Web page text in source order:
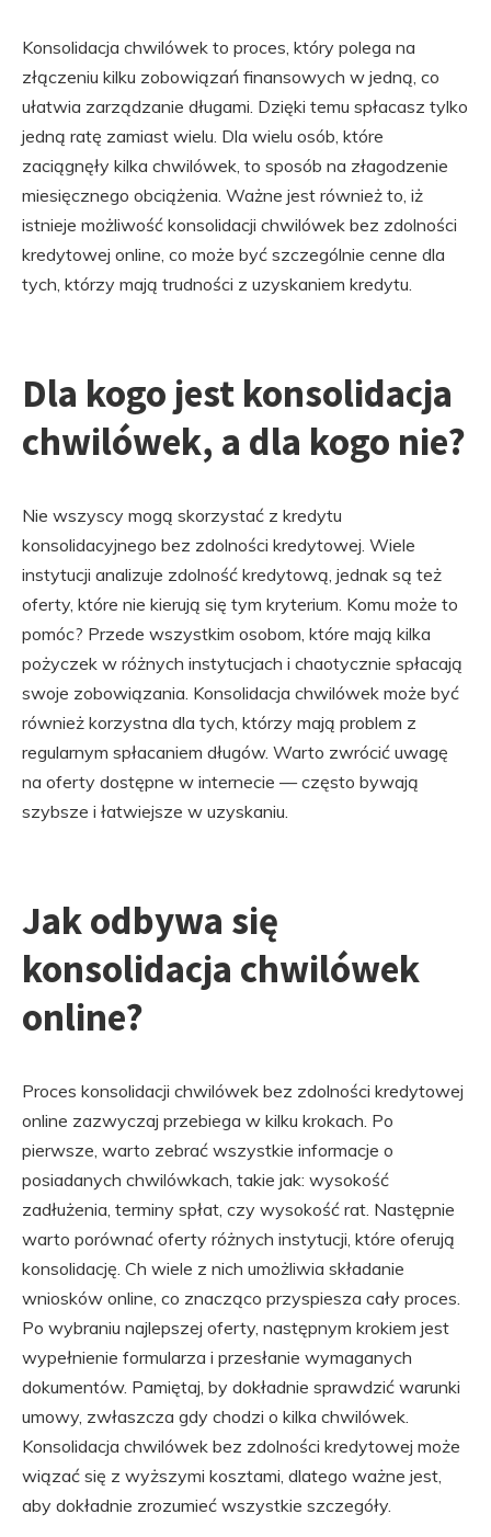
Konsolidacja chwilówek to proces, który polega na
złączeniu kilku zobowiązań finansowych w jedną, co
ułatwia zarządzanie długami. Dzięki temu spłacasz tylko
jedną ratę zamiast wielu. Dla wielu osób, które
zaciągnęły kilka chwilówek, to sposób na złagodzenie
miesięcznego obciążenia. Ważne jest również to, iż
istnieje możliwość konsolidacji chwilówek bez zdolności
kredytowej online, co może być szczególnie cenne dla
tych, którzy mają trudności z uzyskaniem kredytu.
Dla kogo jest konsolidacja
chwilówek, a dla kogo nie?
Nie wszyscy mogą skorzystać z kredytu
konsolidacyjnego bez zdolności kredytowej. Wiele
instytucji analizuje zdolność kredytową, jednak są też
oferty, które nie kierują się tym kryterium. Komu może to
pomóc? Przede wszystkim osobom, które mają kilka
pożyczek w różnych instytucjach i chaotycznie spłacają
swoje zobowiązania. Konsolidacja chwilówek może być
również korzystna dla tych, którzy mają problem z
regularnym spłacaniem długów. Warto zwrócić uwagę
na oferty dostępne w internecie — często bywają
szybsze i łatwiejsze w uzyskaniu.
Jak odbywa się
konsolidacja chwilówek
online?
Proces konsolidacji chwilówek bez zdolności kredytowej
online zazwyczaj przebiega w kilku krokach. Po
pierwsze, warto zebrać wszystkie informacje o
posiadanych chwilówkach, takie jak: wysokość
zadłużenia, terminy spłat, czy wysokość rat. Następnie
warto porównać oferty różnych instytucji, które oferują
konsolidację. Ch wiele z nich umożliwia składanie
wniosków online, co znacząco przyspiesza cały proces.
Po wybraniu najlepszej oferty, następnym krokiem jest
wypełnienie formularza i przesłanie wymaganych
dokumentów. Pamiętaj, by dokładnie sprawdzić warunki
umowy, zwłaszcza gdy chodzi o kilka chwilówek.
Konsolidacja chwilówek bez zdolności kredytowej może
wiązać się z wyższymi kosztami, dlatego ważne jest,
aby dokładnie zrozumieć wszystkie szczegóły.